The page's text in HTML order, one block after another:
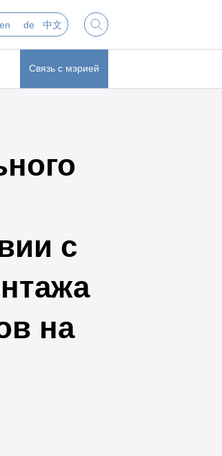
en de 中文
Связь с мэрией
с
на